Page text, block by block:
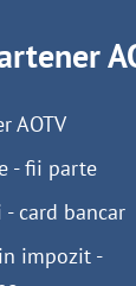
AOTV
- fii parte
card bancar
impozit -